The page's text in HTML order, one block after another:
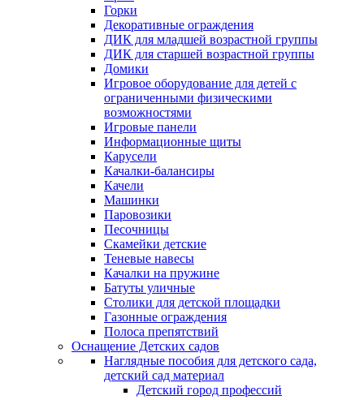
Горки
Декоративные ограждения
ДИК для младшей возрастной группы
ДИК для старшей возрастной группы
Домики
Игровое оборудование для детей с
ограниченными физическими
возможностями
Игровые панели
Информационные щиты
Карусели
Качалки-балансиры
Качели
Машинки
Паровозики
Песочницы
Скамейки детские
Теневые навесы
Качалки на пружине
Батуты уличные
Столики для детской площадки
Газонные ограждения
Полоса препятствий
Оснащение Детских садов
Наглядные пособия для детского сада,
детский сад материал
Детский город профессий